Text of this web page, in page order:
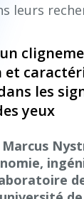
leurs
et
les
yeux